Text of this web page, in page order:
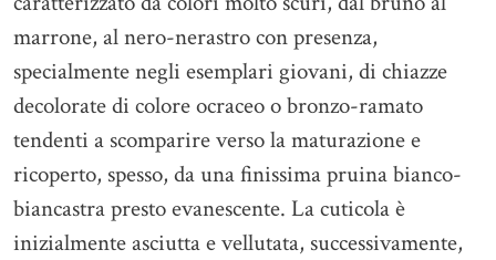
marrone, al nero-nerastro con presenza,
specialmente negli esemplari giovani, di chiazze
decolorate di colore ocraceo o bronzo-ramato
tendenti a scomparire verso la maturazione e
ricoperto, spesso, da una finissima pruina bianco-
biancastra presto evanescente. La cuticola è
inizialmente asciutta e vellutata, successivamente,